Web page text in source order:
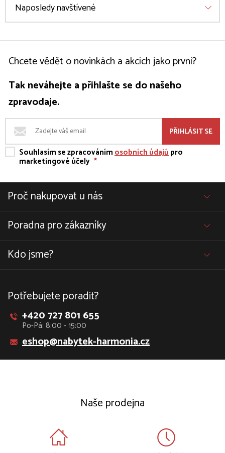
Naposledy navštívené
Chcete vědět o novinkách a akcích jako první?
Tak neváhejte a přihlašte se do našeho
zpravodaje.
PŘIHLÁSIT SE
Souhlasím se zpracovánímosobních údajůpro
marketingové účely *
Proč nakupovat u nás
Poradna pro zákazníky
Kdo jsme?
Potřebujete poradit?
+420 727 801 655
Po-Pá: 8:00 - 15:00
eshop@nabytek-harmonia.cz
Naše prodejna